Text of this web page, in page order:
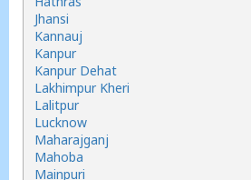
Jhansi
Kannauj
Kanpur
Kanpur Dehat
Lakhimpur Kheri
Lalitpur
Lucknow
Maharajganj
Mahoba
Mainpuri